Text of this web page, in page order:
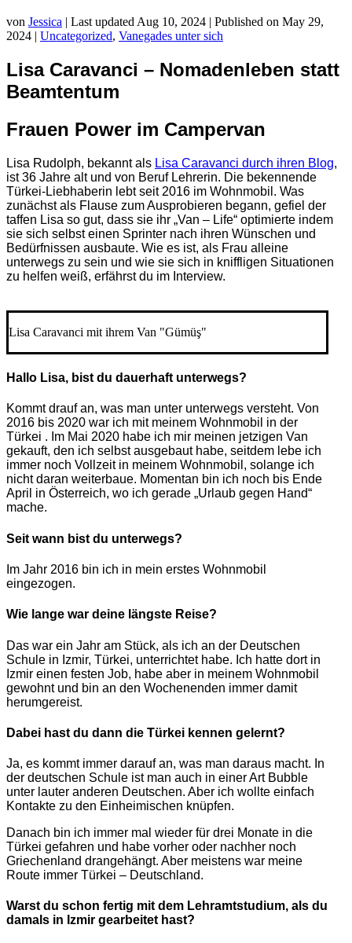
von Jessica | Last updated Aug 10, 2024 | Published on May 29,
2024 | Uncategorized, Vanegades unter sich
Lisa Caravanci – Nomadenleben statt
Beamtentum
Frauen Power im Campervan
Lisa Rudolph, bekannt als Lisa Caravanci durch ihren Blog,
ist 36 Jahre alt und von Beruf Lehrerin. Die bekennende
Türkei-Liebhaberin lebt seit 2016 im Wohnmobil. Was
zunächst als Flause zum Ausprobieren begann, gefiel der
taffen Lisa so gut, dass sie ihr „Van – Life“ optimierte indem
sie sich selbst einen Sprinter nach ihren Wünschen und
Bedürfnissen ausbaute. Wie es ist, als Frau alleine
unterwegs zu sein und wie sie sich in kniffligen Situationen
zu helfen weiß, erfährst du im Interview.
Lisa Caravanci mit ihrem Van "Gümüş"
Hallo Lisa, bist du dauerhaft unterwegs?
Kommt drauf an, was man unter unterwegs versteht. Von
2016 bis 2020 war ich mit meinem Wohnmobil in der
Türkei . Im Mai 2020 habe ich mir meinen jetzigen Van
gekauft, den ich selbst ausgebaut habe, seitdem lebe ich
immer noch Vollzeit in meinem Wohnmobil, solange ich
nicht daran weiterbaue. Momentan bin ich noch bis Ende
April in Österreich, wo ich gerade „Urlaub gegen Hand“
mache.
Seit wann bist du unterwegs?
Im Jahr 2016 bin ich in mein erstes Wohnmobil
eingezogen.
Wie lange war deine längste Reise?
Das war ein Jahr am Stück, als ich an der Deutschen
Schule in Izmir, Türkei, unterrichtet habe. Ich hatte dort in
Izmir einen festen Job, habe aber in meinem Wohnmobil
gewohnt und bin an den Wochenenden immer damit
herumgereist.
Dabei hast du dann die Türkei kennen gelernt?
Ja, es kommt immer darauf an, was man daraus macht. In
der deutschen Schule ist man auch in einer Art Bubble
unter lauter anderen Deutschen. Aber ich wollte einfach
Kontakte zu den Einheimischen knüpfen.
Danach bin ich immer mal wieder für drei Monate in die
Türkei gefahren und habe vorher oder nachher noch
Griechenland drangehängt. Aber meistens war meine
Route immer Türkei – Deutschland.
Warst du schon fertig mit dem Lehramtstudium, als du
damals in Izmir gearbeitet hast?